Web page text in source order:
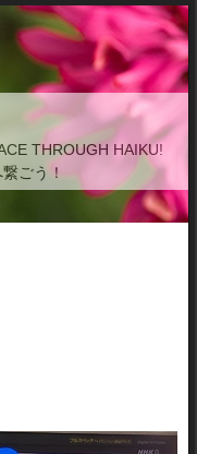
THROUGH HAIKU!
ごう！